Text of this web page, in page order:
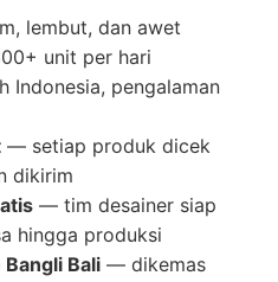
lembut, dan awet
unit per hari
Indonesia, pengalaman
— setiap produk dicek
dikirim
— tim desainer siap
hingga produksi
Bali — dikemas